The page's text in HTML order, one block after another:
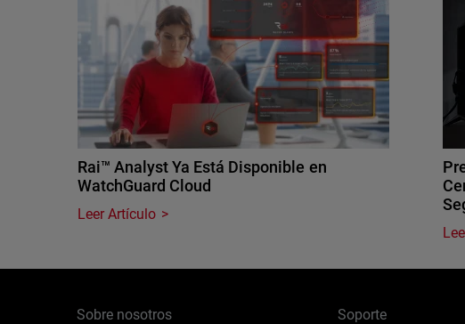
Rai™ Analyst Ya Está Disponible en
WatchGuard Cloud
Leer Artículo
Sobre nosotros
Soporte